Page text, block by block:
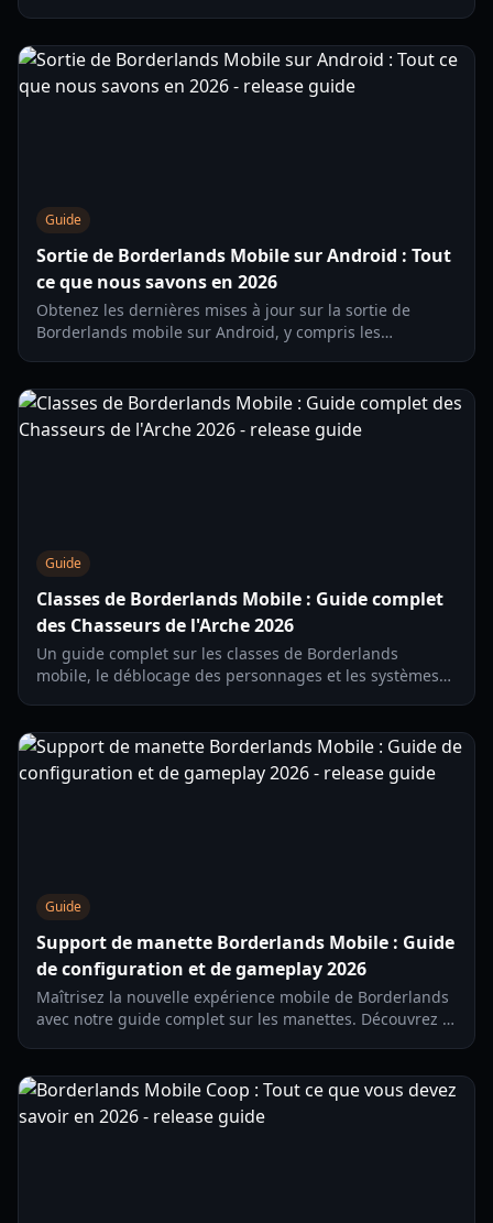
Guide
Sortie de Borderlands Mobile sur Android : Tout
ce que nous savons en 2026
Obtenez les dernières mises à jour sur la sortie de
Borderlands mobile sur Android, y compris les
Guide
Classes de Borderlands Mobile : Guide complet
des Chasseurs de l'Arche 2026
Un guide complet sur les classes de Borderlands
mobile, le déblocage des personnages et les systèmes
Guide
Support de manette Borderlands Mobile : Guide
de configuration et de gameplay 2026
Maîtrisez la nouvelle expérience mobile de Borderlands
avec notre guide complet sur les manettes. Découvrez la